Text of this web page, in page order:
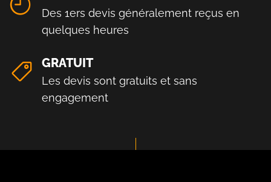
Des 1ers devis généralement reçus en
quelques heures
GRATUIT
Les devis sont gratuits et sans
engagement